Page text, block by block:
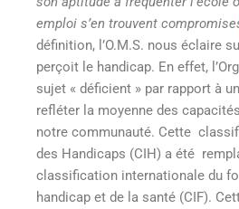
emploi s’en trouvent
définition, l’O.M.S. nous éclaire
perçoit le handicap. En effet,
sujet « déficient » par rapport à
refléter la moyenne des
notre communauté. Cette
des Handicaps (CIH) a été
classification internationale du
handicap et de la santé (CIF).